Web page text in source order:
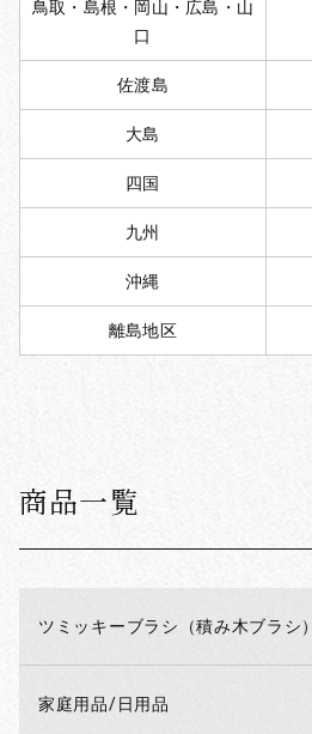
商品一覧
ツミッキーブラシ（積み木ブラシ）
家庭用品/日用品
鳥取・島根・岡山・広島・山
口
佐渡島
大島
四国
九州
沖縄
離島地区